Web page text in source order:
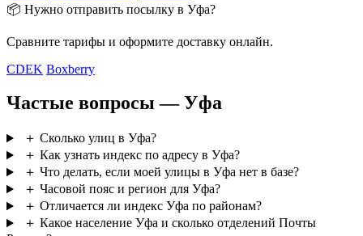
📦 Нужно отправить посылку в Уфа?
Сравните тарифы и оформите доставку онлайн.
CDEK Boxberry
Частые вопросы — Уфа
＋ Сколько улиц в Уфа?
＋ Как узнать индекс по адресу в Уфа?
＋ Что делать, если моей улицы в Уфа нет в базе?
＋ Часовой пояс и регион для Уфа?
＋ Отличается ли индекс Уфа по районам?
＋ Какое население Уфа и сколько отделений Почты